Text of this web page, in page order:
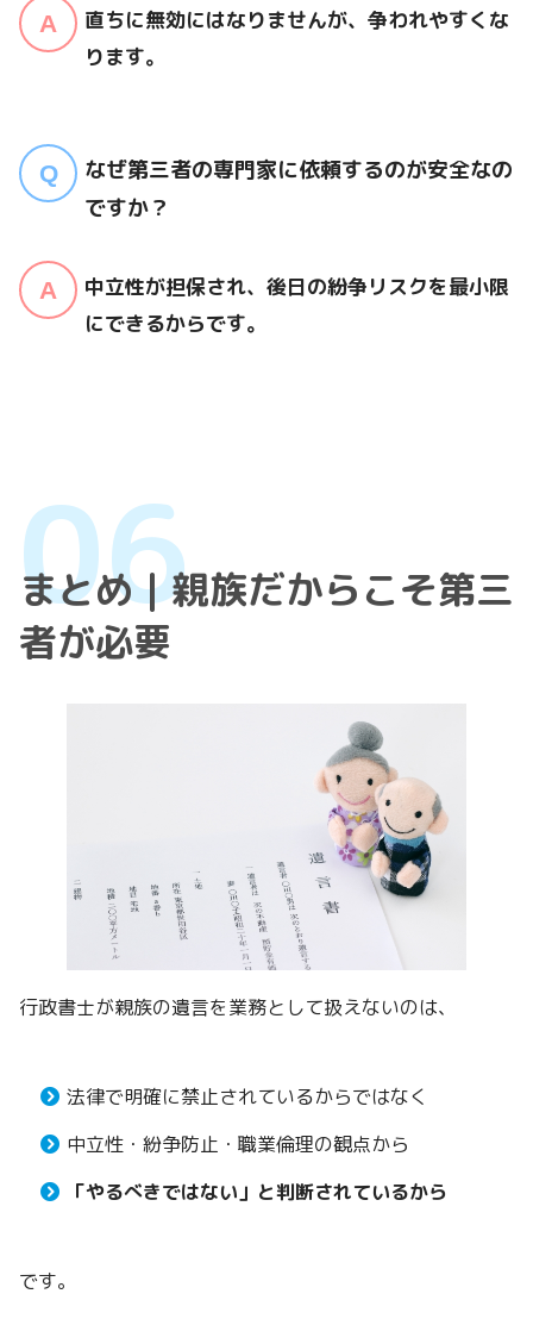
直ちに無効にはなりませんが、争われやすくな
ります。
なぜ第三者の専門家に依頼するのが安全なの
ですか？
中立性が担保され、後日の紛争リスクを最小限
にできるからです。
まとめ｜親族だからこそ第三
者が必要
行政書士が親族の遺言を業務として扱えないのは、
法律で明確に禁止されているからではなく
中立性・紛争防止・職業倫理の観点から
「やるべきではない」と判断されているから
です。